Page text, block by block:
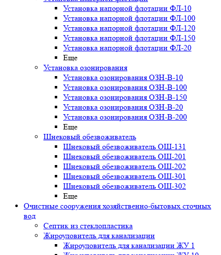
Установка напорной флотации ФЛ-10
Установка напорной флотации ФЛ-100
Установка напорной флотации ФЛ-120
Установка напорной флотации ФЛ-150
Установка напорной флотации ФЛ-20
Еще
Установка озонирования
Установка озонирования ОЗН-В-10
Установка озонирования ОЗН-В-100
Установка озонирования ОЗН-В-150
Установка озонирования ОЗН-В-20
Установка озонирования ОЗН-В-200
Еще
Шнековый обезвоживатель
Шнековый обезвоживатель ОШ-131
Шнековый обезвоживатель ОШ-201
Шнековый обезвоживатель ОШ-202
Шнековый обезвоживатель ОШ-301
Шнековый обезвоживатель ОШ-302
Еще
Очистные сооружения хозяйственно-бытовых сточных
вод
Септик из стеклопластика
Жироуловитель для канализации
Жироуловитель для канализации ЖУ 1